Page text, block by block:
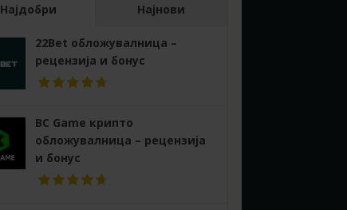
Најдобри Најнови
22Bet обложувалница –
рецензија и бонус
BC Game крипто
обложувалница – рецензија
и бонус